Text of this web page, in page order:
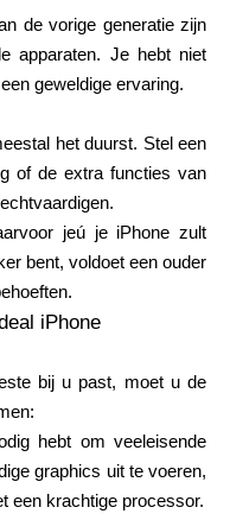
op
de vorige generatie zijn
apparaten. Je hebt niet
geweldige ervaring.
het duurst. Stel een
of de extra functies van
jeú je iPhone zult
bent, voldoet een ouder
iPhone
bij u past, moet u de
hebt om veeleisende
graphics uit te voeren,
een krachtige processor.